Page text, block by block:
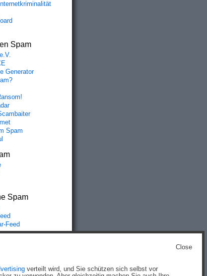
Spam
Generator
Spam
Spam
Feed
Close
verteilt wird, und Sie schützen sich selbst vor